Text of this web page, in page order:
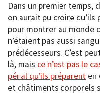
Dans un premier temps,
on aurait pu croire
pour montrer au monde
n’étaient pas aussi
prédécesseurs. C’est
là, mais ce n’est pas le
pénal qu’ils préparent en
et châtiments corporels